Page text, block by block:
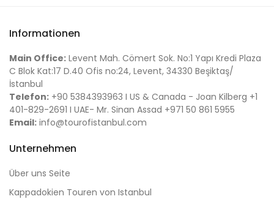
Informationen
Main Office: Levent Mah. Cömert Sok. No:1 Yapı Kredi Plaza
C Blok Kat:17 D.40 Ofis no:24, Levent, 34330 Beşiktaş/
İstanbul
Telefon: +90 5384393963 I US & Canada - Joan Kilberg +1
401-829-2691 I UAE- Mr. Sinan Assad +971 50 861 5955
Email: info@tourofistanbul.com
Unternehmen
Über uns Seite
Kappadokien Touren von Istanbul